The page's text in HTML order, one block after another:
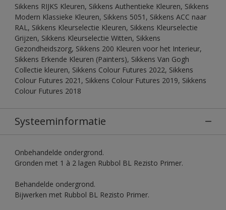
Sikkens RIJKS Kleuren, Sikkens Authentieke Kleuren, Sikkens
Modern Klassieke Kleuren, Sikkens 5051, Sikkens ACC naar
RAL, Sikkens Kleurselectie Kleuren, Sikkens Kleurselectie
Grijzen, Sikkens Kleurselectie Witten, Sikkens
Gezondheidszorg, Sikkens 200 Kleuren voor het Interieur,
Sikkens Erkende Kleuren (Painters), Sikkens Van Gogh
Collectie kleuren, Sikkens Colour Futures 2022, Sikkens
Colour Futures 2021, Sikkens Colour Futures 2019, Sikkens
Colour Futures 2018
Systeeminformatie
Onbehandelde ondergrond.
Gronden met 1 à 2 lagen Rubbol BL Rezisto Primer.
Behandelde ondergrond.
Bijwerken met Rubbol BL Rezisto Primer.